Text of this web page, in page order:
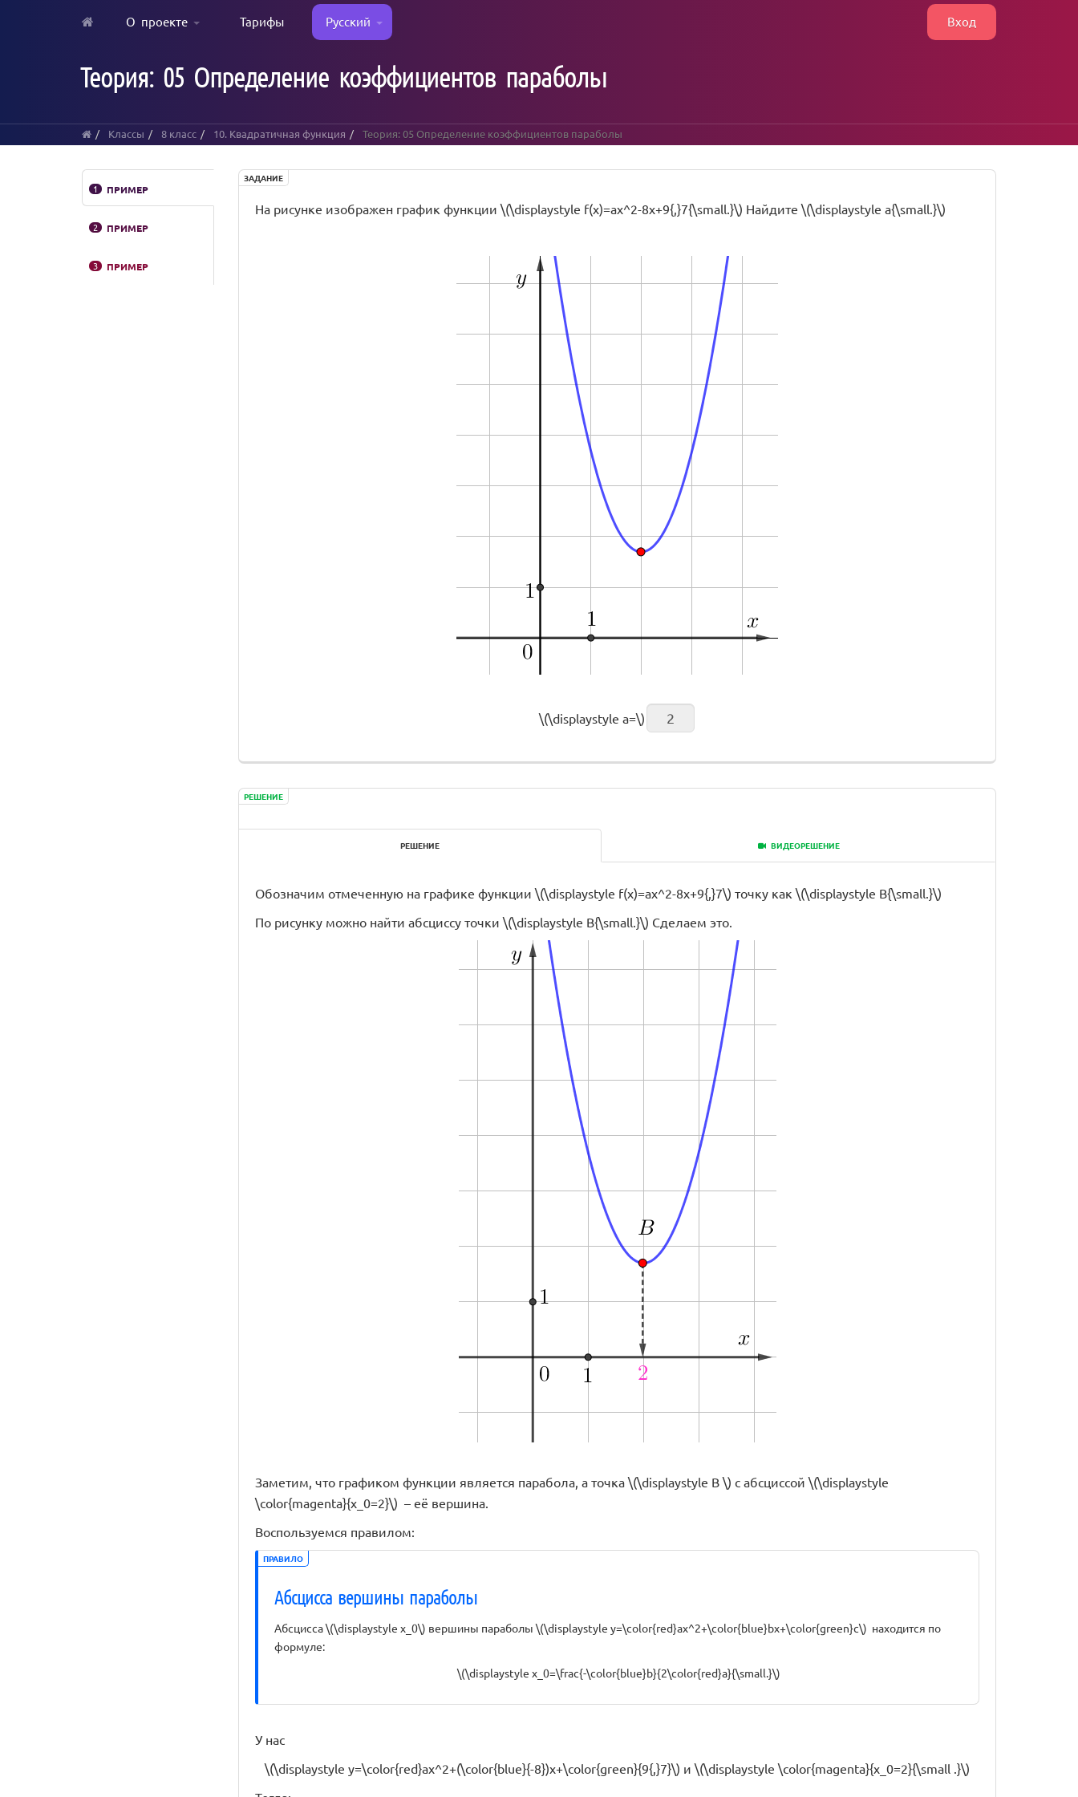
О проекте Тарифы Русский Вход
Теория: 05 Определение коэффициентов параболы
Классы 8 класс 10. Квадратичная функция Теория: 05 Определение коэффициентов параболы
1 ПРИМЕР
2 ПРИМЕР
3 ПРИМЕР
ЗАДАНИЕ
На рисунке изображен график функции \(\displaystyle f(x)=ax^2-8x+9{,}7{\small.}\) Найдите \(\displaystyle a{\small.}\)
\(\displaystyle a=\)
РЕШЕНИЕ
РЕШЕНИЕ ВИДЕОРЕШЕНИЕ
Обозначим отмеченную на графике функции \(\displaystyle f(x)=ax^2-8x+9{,}7\) точку как \(\displaystyle B{\small.}\)
По рисунку можно найти абсциссу точки \(\displaystyle B{\small.}\) Сделаем это.
Заметим, что графиком функции является парабола, а точка \(\displaystyle B \) с абсциссой \(\displaystyle
\color{magenta}{x_0=2}\) – её вершина.
Воспользуемся правилом:
ПРАВИЛО
Абсцисса вершины параболы
Абсцисса \(\displaystyle x_0\) вершины параболы \(\displaystyle y=\color{red}ax^2+\color{blue}bx+\color{green}c\) находится по
формуле:
\(\displaystyle x_0=\frac{-\color{blue}b}{2\color{red}a}{\small.}\)
У нас
\(\displaystyle y=\color{red}ax^2+(\color{blue}{-8})x+\color{green}{9{,}7}\) и \(\displaystyle \color{magenta}{x_0=2}{\small .}\)